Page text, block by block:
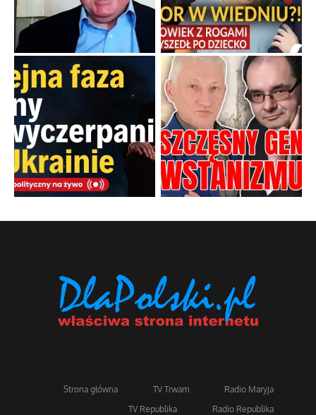
Strona główna TV Trwam
Radio Maryja
TV Republika
Radio Republika